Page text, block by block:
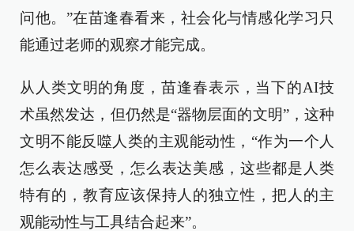
问他。”在苗逢春看来，社会化与情感化学习只
能通过老师的观察才能完成。
从人类文明的角度，苗逢春表示，当下的AI技
术虽然发达，但仍然是“器物层面的文明”，这种
文明不能反噬人类的主观能动性，“作为一个人
怎么表达感受，怎么表达美感，这些都是人类
特有的，教育应该保持人的独立性，把人的主
观能动性与工具结合起来”。